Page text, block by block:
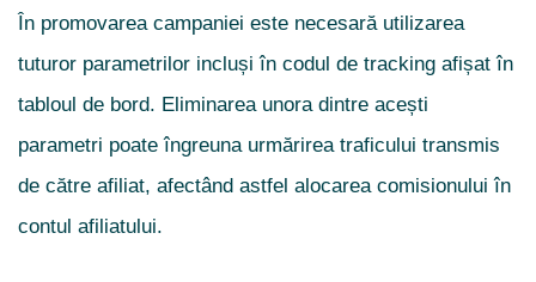
În promovarea campaniei este necesară utilizarea
tuturor parametrilor incluși în codul de tracking afișat în
tabloul de bord. Eliminarea unora dintre acești
parametri poate îngreuna urmărirea traficului transmis
de către afiliat, afectând astfel alocarea comisionului în
contul afiliatului.